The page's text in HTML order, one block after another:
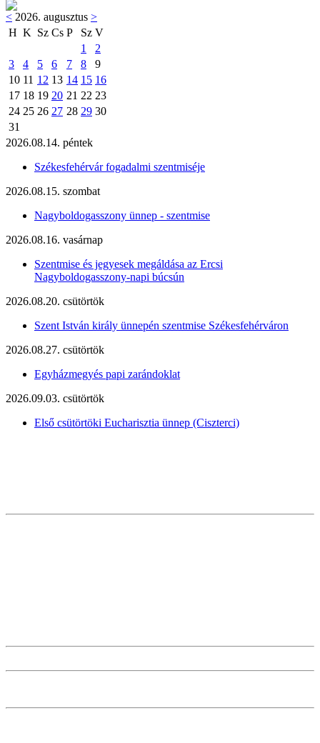
< 2026. augusztus >
H K Sz Cs P Sz V
1
2
3
4 5 6 7 8
9
10 11 12 13 14 15 16
17 18 19 20 21 22 23
24 25 26 27 28 29 30
31
2026.08.14. péntek
Székesfehérvár fogadalmi szentmiséje
2026.08.15. szombat
Nagyboldogasszony ünnep - szentmise
2026.08.16. vasárnap
Szentmise és jegyesek megáldása az Ercsi
Nagyboldogasszony-napi búcsún
2026.08.20. csütörtök
Szent István király ünnepén szentmise Székesfehérváron
2026.08.27. csütörtök
Egyházmegyés papi zarándoklat
2026.09.03. csütörtök
Első csütörtöki Eucharisztia ünnep (Ciszterci)